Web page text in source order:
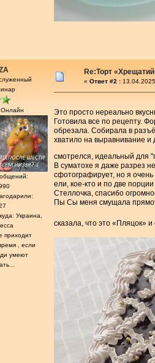
Онлайн
Украина,
приходит
, если
умеют
Re:Торт
« Ответ #2 :
Это просто нереально
Готовила все по рецепту.
обрезала. Собирала в
хватило на выравнивание и
смотрелся, идеальный для
В суматохе я даже разрез
сфотографирует, но я очень
ели, кое-кто и по две
Стеллочка, спасибо
Пы Сы меня смущала
сказала, что это «Пляцок»